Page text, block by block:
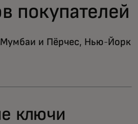
покупателей
и Пёрчес, Нью-Йорк
ключи